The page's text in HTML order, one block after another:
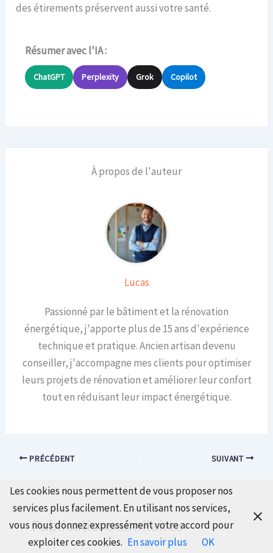
des étirements préservent aussi votre santé.
Résumer avec l'IA :
ChatGPT Perplexity Grok Copilot
À propos de l'auteur
Lucas
Passionné par le bâtiment et la rénovation
énergétique, j'apporte plus de 15 ans d'expérience
technique et pratique. Ancien artisan devenu
conseiller, j'accompagne mes clients pour optimiser
leurs projets de rénovation et améliorer leur confort
tout en réduisant leur impact énergétique.
PRÉCÉDENT SUIVANT
Publications similaires
Les cookies nous permettent de vous proposer nos
services plus facilement. En utilisant nos services,
vous nous donnez expressément votre accord pour
exploiter ces cookies. En savoir plus OK